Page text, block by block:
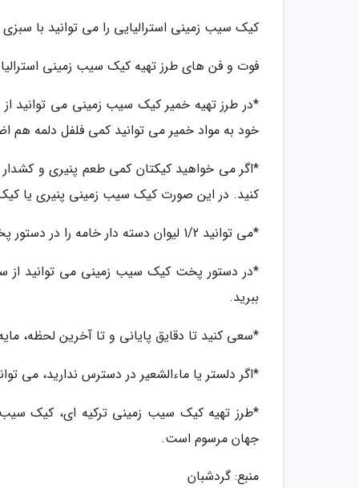
کیک سیب زمینی استرالیایی را می توانید با
فوت و فن های طرز تهیه کیک سیب زمینی
*در طرز تهیه خمیر کیک سیب زمینی می توانید از
خود به مواد خمیر می توانید کمی فلفل دلمه هم
کنید. در این صورت کیک سیب زمینی پنیری یا
*می توانید 1/2 لیوان دسته دار خامه را در دستور پخت کیک سیب زمینی بگنجانید.
*در دستور پخت کیک سیب زمینی می توانید
ببرید.
*سعی کنید تا دقایق پایانی و تا آخرین لحظه،
*اگر دلستر یا ماءالشعیر در دسترس ندارید، می
*طرز تهیه کیک سیب زمینی ترکیه ای، کیک
جهان مرسوم است.
منبع: گردشبان